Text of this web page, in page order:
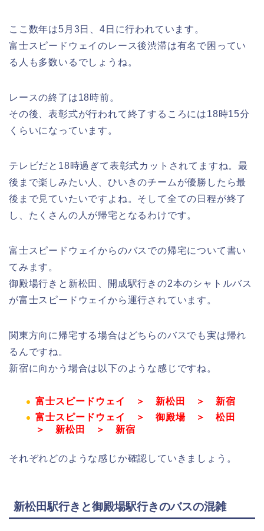
ここ数年は5月3日、4日に行われています。
富士スピードウェイのレース後渋滞は有名で困ってい
る人も多数いるでしょうね。
レースの終了は18時前。
その後、表彰式が行われて終了するころには18時15分
くらいになっています。
テレビだと18時過ぎて表彰式カットされてますね。最
後まで楽しみたい人、ひいきのチームが優勝したら最
後まで見ていたいですよね。そして全ての日程が終了
し、たくさんの人が帰宅となるわけです。
富士スピードウェイからのバスでの帰宅について書い
てみます。
御殿場行きと新松田、開成駅行きの2本のシャトルバス
が富士スピードウェイから運行されています。
関東方向に帰宅する場合はどちらのバスでも実は帰れ
るんですね。
新宿に向かう場合は以下のような感じですね。
富士スピードウェイ ＞ 新松田 ＞ 新宿
富士スピードウェイ ＞ 御殿場 ＞ 松田
＞ 新松田 ＞ 新宿
それぞれどのような感じか確認していきましょう。
新松田駅行きと御殿場駅行きのバスの混雑